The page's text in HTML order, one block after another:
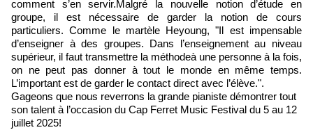
comment s’en servir.Malgré la nouvelle notion d’étude en
groupe, il est nécessaire de garder la notion de cours
particuliers. Comme le martèle Heyoung, ʺIl est impensable
d’enseigner à des groupes. Dans l’enseignement au niveau
supérieur, il faut transmettre la méthodeà une personne à la fois,
on ne peut pas donner à tout le monde en même temps.
L’important est de garder le contact direct avec l’élève.ʺ.
Gageons que nous reverrons la grande pianiste démontrer tout
son talent à l’occasion du Cap Ferret Music Festival du 5 au 12
juillet 2025!